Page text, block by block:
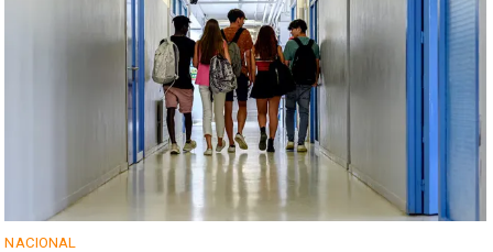
NACIONAL